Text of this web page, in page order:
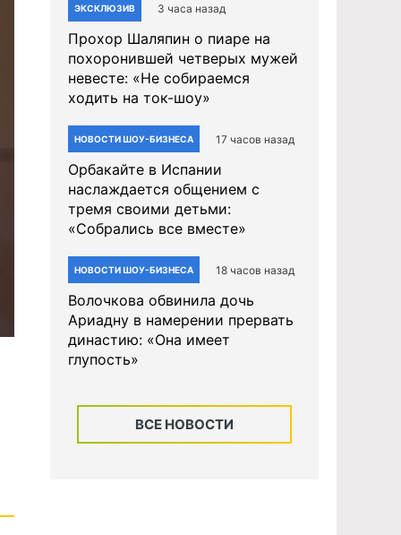
ЭКСКЛЮЗИВ 3 часа назад
Прохор Шаляпин о пиаре на
похоронившей четверых мужей
невесте: «Не собираемся
ходить на ток-шоу»
НОВОСТИ ШОУ-БИЗНЕСА 17 часов назад
Орбакайте в Испании
наслаждается общением с
тремя своими детьми:
«Собрались все вместе»
НОВОСТИ ШОУ-БИЗНЕСА 18 часов назад
Волочкова обвинила дочь
Ариадну в намерении прервать
династию: «Она имеет
глупость»
ВСЕ НОВОСТИ